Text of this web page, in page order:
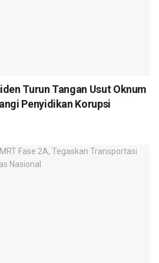
Turun Tangan Usut Oknum
Penyidikan Korupsi